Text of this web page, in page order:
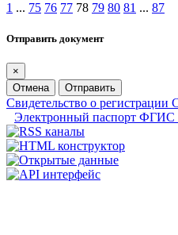
1 ... 75 76 77 78 79 80 81 ... 87
Отправить документ
×
Отмена
Отправить
Свидетельство о
Электронный паспорт